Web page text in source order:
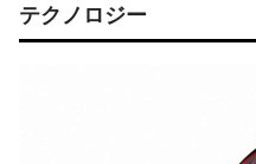
テクノロジー